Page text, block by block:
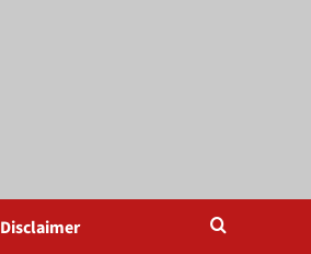
Disclaimer